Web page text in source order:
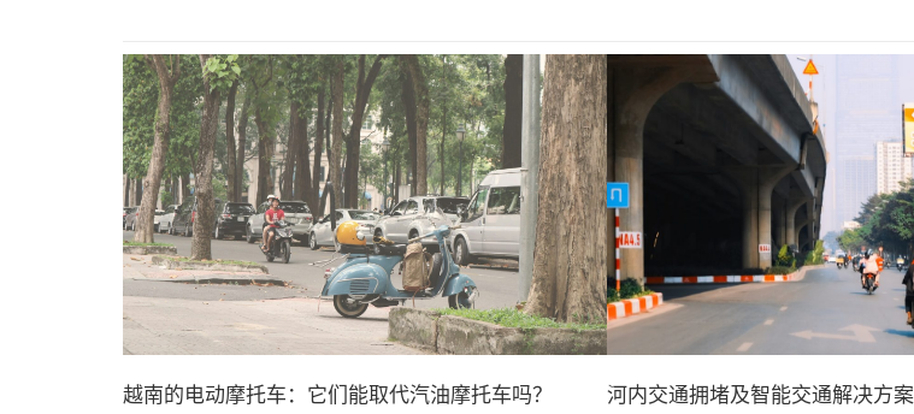
越南的电动摩托车：它们能取代汽油摩托车吗？ 河内交通拥堵及智能交通解决方